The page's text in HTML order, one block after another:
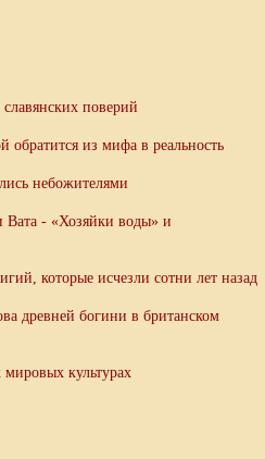
поверий
обратится из мифа в реальность
небожителями
- «Хозяйки воды» и
которые исчезли сотни лет назад
древней богини в британском
культурах